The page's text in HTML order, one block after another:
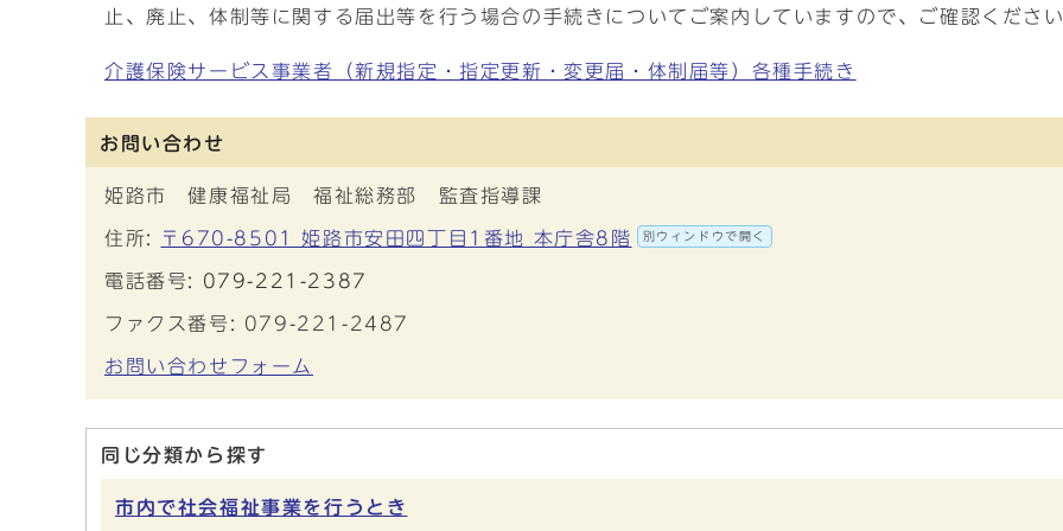
止、廃止、体制等に関する届出等を行う場合の手続きについてご案内していますので、ご確認くださ
介護保険サービス事業者（新規指定・指定更新・変更届・体制届等）各種手続き
お問い合わせ
姫路市 健康福祉局 福祉総務部 監査指導課
住所: 〒670-8501 姫路市安田四丁目1番地 本庁舎8階 別ウィンドウで開く
電話番号: 079-221-2387
ファクス番号: 079-221-2487
お問い合わせフォーム
同じ分類から探す
市内で社会福祉事業を行うとき